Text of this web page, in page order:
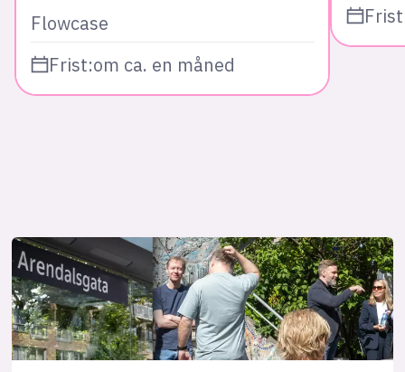
Flowcase
Frist:om ca. en måned